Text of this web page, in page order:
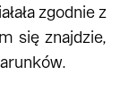
zgodnie z
się znajdzie,